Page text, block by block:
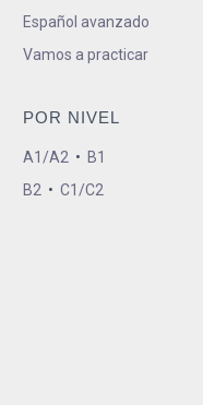
Español avanzado
Vamos a practicar
POR NIVEL
A1/A2 • B1
B2 • C1/C2